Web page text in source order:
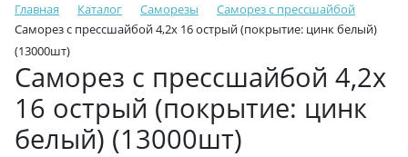
Главная Каталог Саморезы
Саморез с прессшайбой
Саморез с прессшайбой 4,2х 16 острый (покрытие: цинк белый)
(13000шт)
Саморез с прессшайбой 4,2х
16 острый (покрытие: цинк
белый) (13000шт)